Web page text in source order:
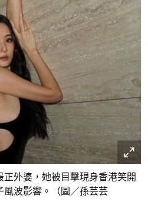
外婆，她被目擊現身香港笑開
風波影響。（圖／孫芸芸